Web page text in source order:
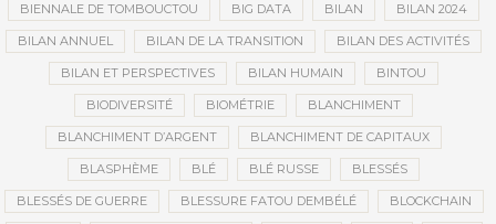
BIENNALE DE TOMBOUCTOU BIG DATA BILAN BILAN 2024
BILAN ANNUEL BILAN DE LA TRANSITION BILAN DES ACTIVITÉS
BILAN ET PERSPECTIVES BILAN HUMAIN BINTOU
BIODIVERSITÉ BIOMÉTRIE BLANCHIMENT
BLANCHIMENT D’ARGENT BLANCHIMENT DE CAPITAUX
BLASPHÈME BLÉ BLÉ RUSSE BLESSÉS
BLESSÉS DE GUERRE BLESSURE FATOU DEMBÉLÉ BLOCKCHAIN